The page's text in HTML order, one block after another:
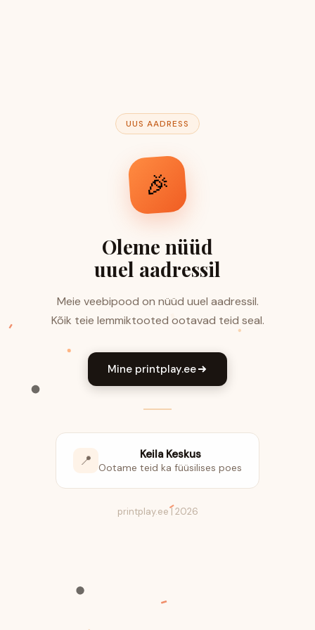
UUS AADRESS
🎉
Oleme nüüd
uuel aadressil
Meie veebipood on nüüd uuel aadressil.
Kõik teie lemmiktooted ootavad teid seal.
Mine printplay.ee
📍 Keila Keskus
Ootame teid ka füüsilises poes
printplay.ee | 2026